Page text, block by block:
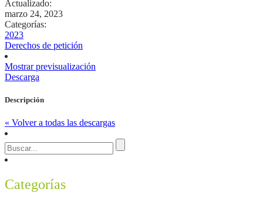
Actualizado:
marzo 24, 2023
Categorías:
2023
Derechos de petición
Mostrar previsualización
Descarga
Descripción
« Volver a todas las descargas
Categorías